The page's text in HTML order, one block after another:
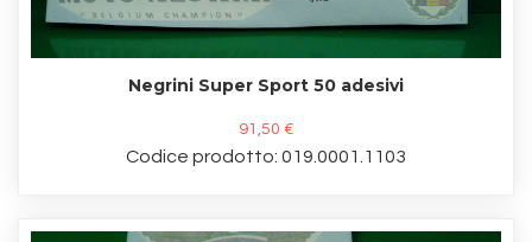
Negrini Super Sport 50 adesivi
91,50 €
Codice prodotto: 019.0001.1103